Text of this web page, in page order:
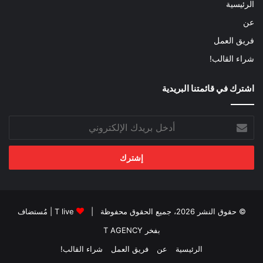
الرئيسية
عن
فريق العمل
شراء القالب!
اشترك في قائمتنا البريدية
بريدك
الإلكتروني
© حقوق النشر 2026، جميع الحقوق محفوظة | T live | مُستضاف
بفخر T AGENCY
الرئيسية
عن فريق العمل شراء القالب!